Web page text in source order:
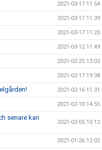
2021-03-17 11:54
2021-03-17 11:39
2021-03-17 11:25
2021-03-12 11:49
2021-02-25 13:02
2021-02-17 19:38
2021-02-16 11:31
2021-02-10 14:55
senare kan
2021-02-05 10:12
2021-01-26 12:02